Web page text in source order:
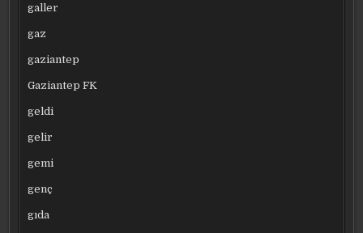
galler
gaz
gaziantep
Gaziantep FK
geldi
gelir
gemi
genç
gıda